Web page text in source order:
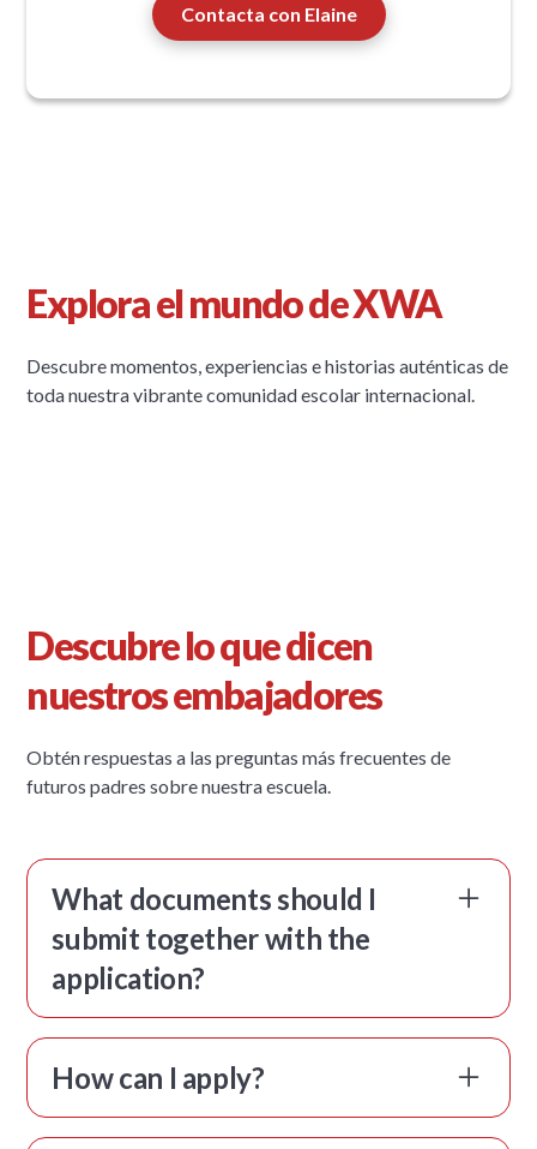
Contacta con Elaine
Explora el mundo de XWA
Descubre momentos, experiencias e historias auténticas de
toda nuestra vibrante comunidad escolar internacional.
Descubre lo que dicen
nuestros embajadores
Obtén respuestas a las preguntas más frecuentes de
futuros padres sobre nuestra escuela.
What documents should I
submit together with the
application?
You can review the full list of documents here
https://www.xwa.edu.sg/admissions/application-checklist/
How can I apply?
Doris Teoh